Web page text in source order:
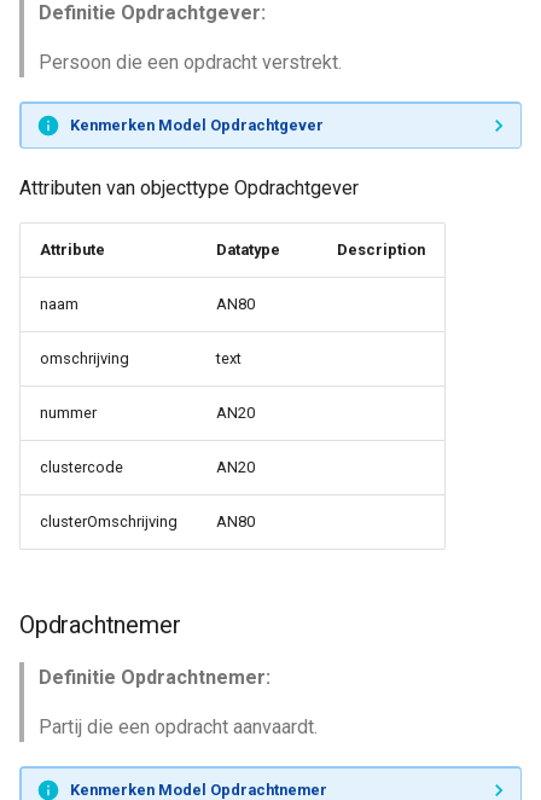
Definitie Opdrachtgever:
Persoon die een opdracht verstrekt.
Kenmerken Model Opdrachtgever
Attributen van objecttype Opdrachtgever
Attribute Datatype Description
naam AN80
omschrijving text
nummer AN20
clustercode AN20
clusterOmschrijving AN80
Opdrachtnemer
Definitie Opdrachtnemer:
Partij die een opdracht aanvaardt.
Kenmerken Model Opdrachtnemer